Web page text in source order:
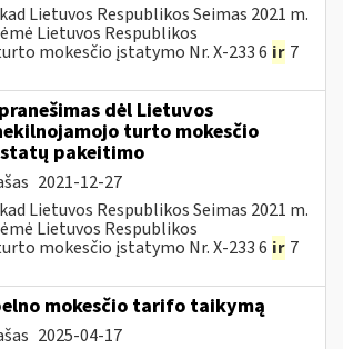
Lietuvos Respublikos Seimas 2021 m.
Lietuvos Respublikos
mokesčio įstatymo Nr. X-233 6 ir 7
dėl Lietuvos
turto mokesčio
pakeitimo
2021-12-27
Lietuvos Respublikos Seimas 2021 m.
Lietuvos Respublikos
mokesčio įstatymo Nr. X-233 6 ir 7
mokesčio tarifo taikymą
2025-04-17